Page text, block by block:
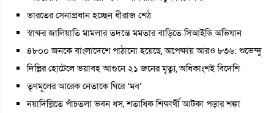
ভারতের সেনাপ্রধান হচ্ছেন ধীরাজ শেঠ
স্বাক্ষর জালিয়াতি মামলার তদন্তে মমতার বাড়িতে সিআইডি অভিযান
৪৮০০ জনকে বাংলাদেশে পাঠানো হয়েছে, অপেক্ষায় আরও ৮৩৬: শুভেন্দু
দিল্লির হোটেলে ভয়াবহ আগুনে ২১ জনের মৃত্যু, অধিকাংশই বিদেশি
তৃণমূলের আরেক নেতাকে ঘিরে ‘মব’
নয়াদিল্লিতে পাঁচতলা ভবন ধস, শতাধিক শিক্ষার্থী আটকা পড়ার শঙ্কা